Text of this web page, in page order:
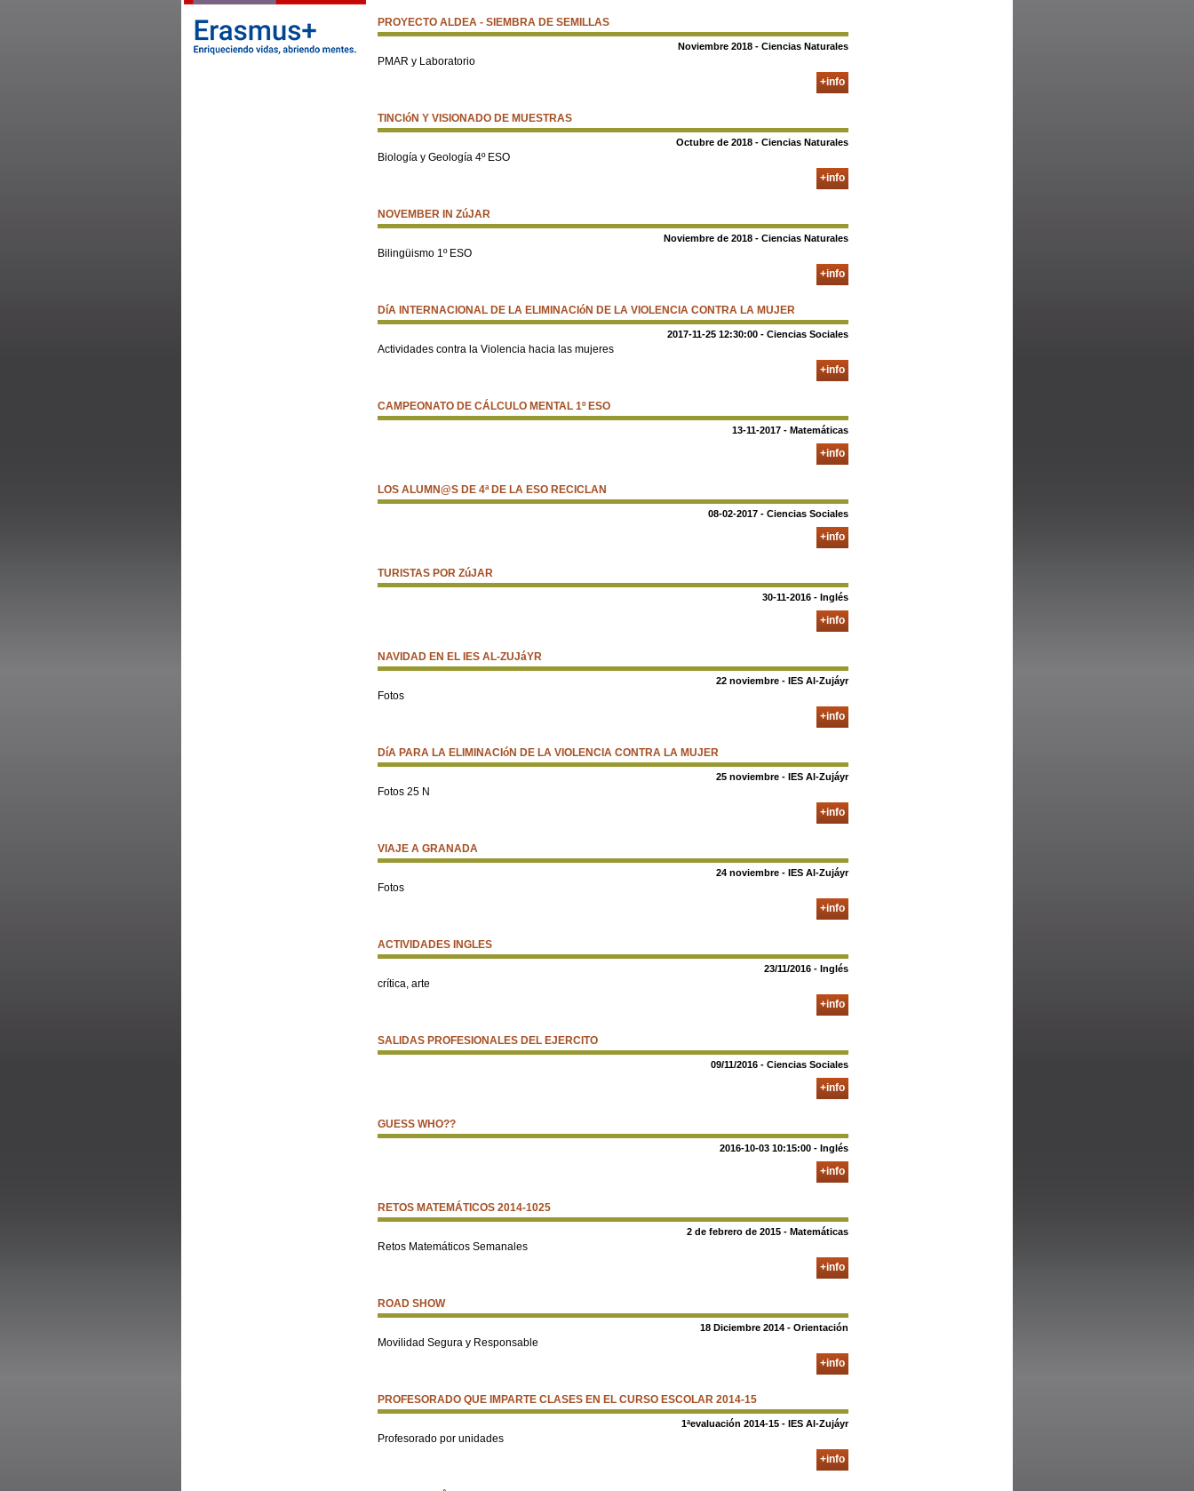
PROYECTO ALDEA - SIEMBRA DE SEMILLAS
Noviembre 2018 - Ciencias Naturales
PMAR y Laboratorio
+info
TINCIóN Y VISIONADO DE MUESTRAS
Octubre de 2018 - Ciencias Naturales
Biología y Geología 4º ESO
+info
NOVEMBER IN ZúJAR
Noviembre de 2018 - Ciencias Naturales
Bilingüismo 1º ESO
+info
DíA INTERNACIONAL DE LA ELIMINACIóN DE LA VIOLENCIA CONTRA LA MUJER
2017-11-25 12:30:00 - Ciencias Sociales
Actividades contra la Violencia hacia las mujeres
+info
CAMPEONATO DE CÁLCULO MENTAL 1º ESO
13-11-2017 - Matemáticas
+info
LOS ALUMN@S DE 4ª DE LA ESO RECICLAN
08-02-2017 - Ciencias Sociales
+info
TURISTAS POR ZúJAR
30-11-2016 - Inglés
+info
NAVIDAD EN EL IES AL-ZUJáYR
22 noviembre - IES Al-Zujáyr
Fotos
+info
DíA PARA LA ELIMINACIóN DE LA VIOLENCIA CONTRA LA MUJER
25 noviembre - IES Al-Zujáyr
Fotos 25 N
+info
VIAJE A GRANADA
24 noviembre - IES Al-Zujáyr
Fotos
+info
ACTIVIDADES INGLES
23/11/2016 - Inglés
crítica, arte
+info
SALIDAS PROFESIONALES DEL EJERCITO
09/11/2016 - Ciencias Sociales
+info
GUESS WHO??
2016-10-03 10:15:00 - Inglés
+info
RETOS MATEMÁTICOS 2014-1025
2 de febrero de 2015 - Matemáticas
Retos Matemáticos Semanales
+info
ROAD SHOW
18 Diciembre 2014 - Orientación
Movilidad Segura y Responsable
+info
PROFESORADO QUE IMPARTE CLASES EN EL CURSO ESCOLAR 2014-15
1ªevaluación 2014-15 - IES Al-Zujáyr
Profesorado por unidades
+info